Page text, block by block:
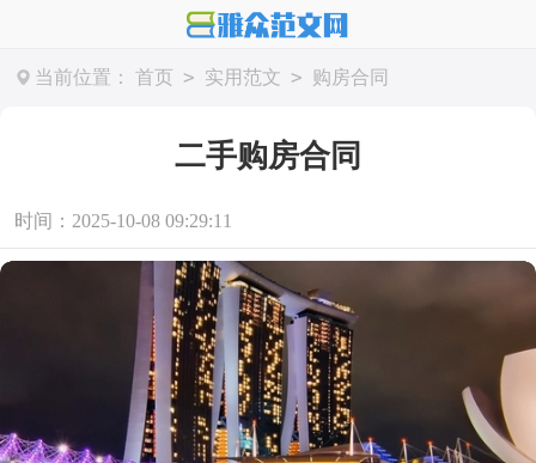
当前位置： 首页 > 实用范文 > 购房合同
二手购房合同
时间：2025-10-08 09:29:11